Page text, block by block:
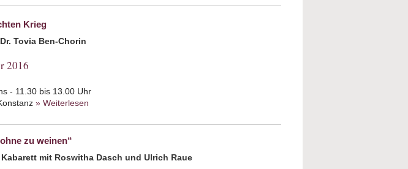
Krieg
Tovia Ben-Chorin
2016
- 11.30 bis 13.00 Uhr
» Weiterlesen
zu weinen“
mit Roswitha Dasch und Ulrich Raue